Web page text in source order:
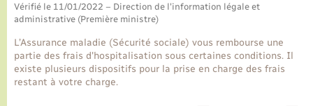
Présentation de la commune
Histoire et patrimoine
L’intercommunalité
Nouvel habitant
Numérique et services - accompagnement
Vérifié le 11/01/2022 – Direction de l'information légale et
administrative (Première ministre)
L’Assurance maladie (Sécurité sociale) vous rembourse une
partie des frais d'hospitalisation sous certaines conditions. Il
existe plusieurs dispositifs pour la prise en charge des frais
restant à votre charge.